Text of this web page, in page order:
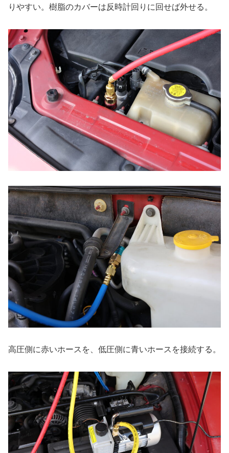
りやすい。樹脂のカバーは反時計回りに回せば外せる。
高圧側に赤いホースを、低圧側に青いホースを接続する。